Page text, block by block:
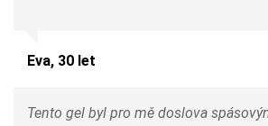
Eva, 30 let
Tento gel byl pro mě doslova